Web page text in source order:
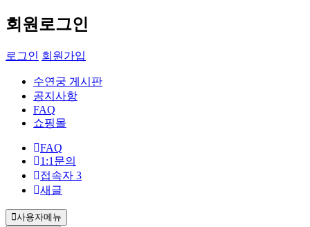
회원로그인
로그인 회원가입
수연궁 게시판
공지사항
FAQ
쇼핑몰
FAQ
1:1문의
접속자 3
새글
사용자메뉴